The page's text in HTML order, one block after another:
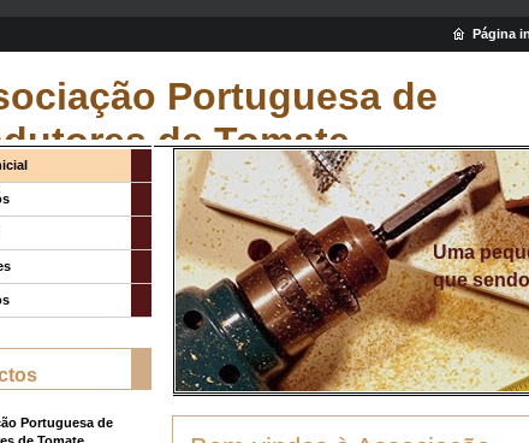
Portuguesa de
de Tomate
Uma
que
Portuguesa de
Página